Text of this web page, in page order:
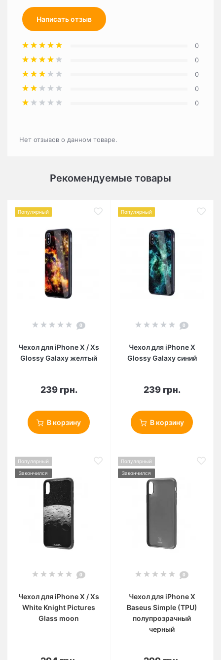
Написать отзыв
0
0
0
0
0
Нет отзывов о данном товаре.
Рекомендуемые товары
Популярный
0
Чехол для iPhone X / Xs
Glossy Galaxy желтый
239 грн.
В корзину
Популярный
0
Чехол для iPhone X
Glossy Galaxy синий
239 грн.
В корзину
Популярный
Закончился
0
Чехол для iPhone X / Xs
White Knight Pictures
Glass moon
Популярный
Закончился
0
Чехол для iPhone X
Baseus Simple (TPU)
полупрозрачный
черный